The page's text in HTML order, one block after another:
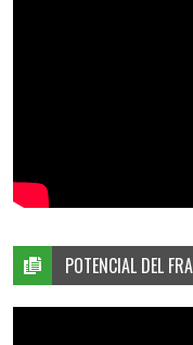
POTENCIAL DEL